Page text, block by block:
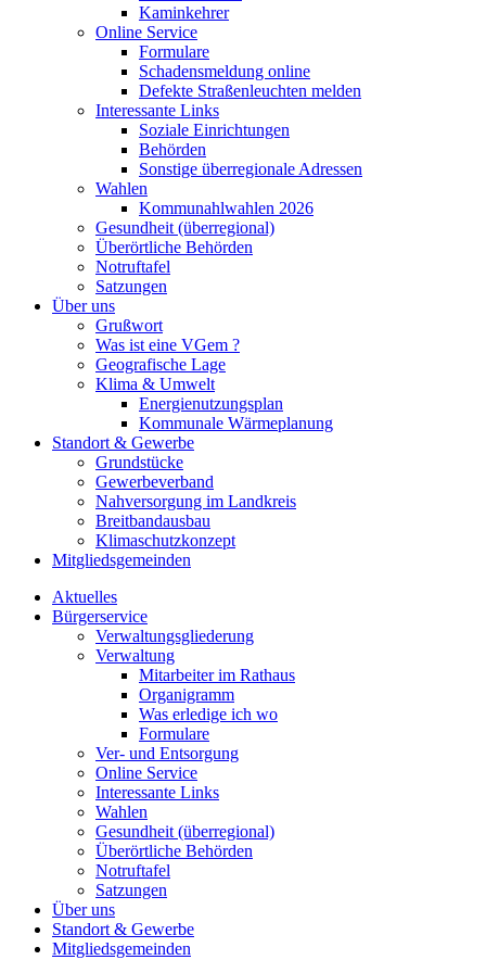
Kaminkehrer
Online Service
Formulare
Schadensmeldung online
Defekte Straßenleuchten melden
Interessante Links
Soziale Einrichtungen
Behörden
Sonstige überregionale Adressen
Wahlen
Kommunahlwahlen 2026
Gesundheit (überregional)
Überörtliche Behörden
Notruftafel
Satzungen
Über uns
Grußwort
Was ist eine VGem ?
Geografische Lage
Klima & Umwelt
Energienutzungsplan
Kommunale Wärmeplanung
Standort & Gewerbe
Grundstücke
Gewerbeverband
Nahversorgung im Landkreis
Breitbandausbau
Klimaschutzkonzept
Mitgliedsgemeinden
Aktuelles
Bürgerservice
Verwaltungsgliederung
Verwaltung
Mitarbeiter im Rathaus
Organigramm
Was erledige ich wo
Formulare
Ver- und Entsorgung
Online Service
Interessante Links
Wahlen
Gesundheit (überregional)
Überörtliche Behörden
Notruftafel
Satzungen
Über uns
Standort & Gewerbe
Mitgliedsgemeinden